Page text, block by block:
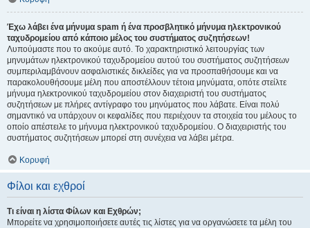
Έχω λάβει ένα μήνυμα spam ή ένα προσβλητικό μήνυμα ηλεκτρονικού
ταχυδρομείου από κάποιο μέλος του συστήματος συζητήσεων!
Λυπούμαστε που το ακούμε αυτό. Το χαρακτηριστικό λειτουργίας των
μηνυμάτων ηλεκτρονικού ταχυδρομείου αυτού του συστήματος συζητήσεων
συμπεριλαμβάνουν ασφαλιστικές δικλείδες για να προσπαθήσουμε και να
παρακολουθήσουμε μέλη που αποστέλλουν τέτοια μηνύματα, οπότε στείλτε
μήνυμα ηλεκτρονικού ταχυδρομείου στον διαχειριστή του συστήματος
συζητήσεων με πλήρες αντίγραφο του μηνύματος που λάβατε. Είναι πολύ
σημαντικό να υπάρχουν οι κεφαλίδες που περιέχουν τα στοιχεία του μέλους το
οποίο απέστειλε το μήνυμα ηλεκτρονικού ταχυδρομείου. Ο διαχειριστής του
συστήματος συζητήσεων μπορεί στη συνέχεια να λάβει μέτρα.
Κορυφή
Φίλοι και εχθροί
Τι είναι η λίστα Φίλων και Εχθρών;
Μπορείτε να χρησιμοποιήσετε αυτές τις λίστες για να οργανώσετε τα μέλη του